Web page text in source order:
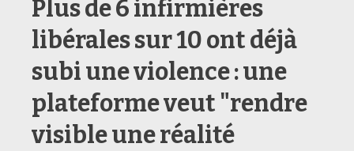
Plus de 6 infirmières
libérales sur 10 ont déjà
subi une violence : une
plateforme veut "rendre
visible une réalité